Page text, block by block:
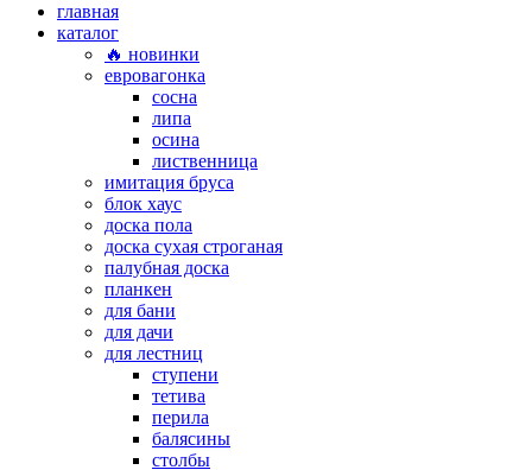
главная
каталог
🔥 новинки
евровагонка
сосна
липа
осина
лиственница
имитация бруса
блок хаус
доска пола
доска сухая строганая
палубная доска
планкен
для бани
для дачи
для лестниц
ступени
тетива
перила
балясины
столбы